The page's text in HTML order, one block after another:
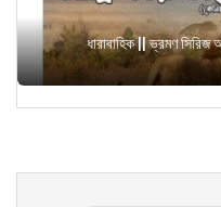
ধারাবাহিক || ভ্রমণ